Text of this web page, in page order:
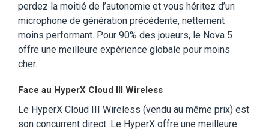
perdez la moitié de l’autonomie et vous héritez d’un
microphone de génération précédente, nettement
moins performant. Pour 90% des joueurs, le Nova 5
offre une meilleure expérience globale pour moins
cher.
Face au HyperX Cloud III Wireless
Le HyperX Cloud III Wireless (vendu au même prix) est
son concurrent direct. Le HyperX offre une meilleure